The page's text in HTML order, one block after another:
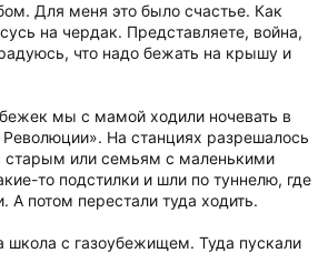
Для меня это было счастье. Как
на чердак. Представляете, война,
что надо бежать на крышу и
мы с мамой ходили ночевать в
На станциях разрешалось
старым или семьям с маленькими
то подстилки и шли по туннелю, где
потом перестали туда ходить.
с газоубежищем. Туда пускали